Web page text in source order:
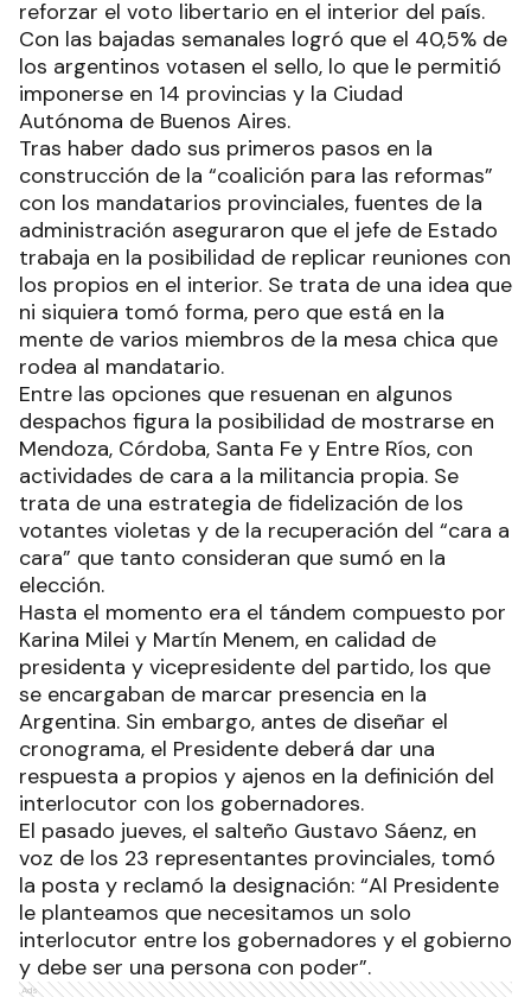
reforzar el voto libertario en el interior del país.
Con las bajadas semanales logró que el 40,5% de
los argentinos votasen el sello, lo que le permitió
imponerse en 14 provincias y la Ciudad
Autónoma de Buenos Aires.
Tras haber dado sus primeros pasos en la
construcción de la “coalición para las reformas”
con los mandatarios provinciales, fuentes de la
administración aseguraron que el jefe de Estado
trabaja en la posibilidad de replicar reuniones con
los propios en el interior. Se trata de una idea que
ni siquiera tomó forma, pero que está en la
mente de varios miembros de la mesa chica que
rodea al mandatario.
Entre las opciones que resuenan en algunos
despachos figura la posibilidad de mostrarse en
Mendoza, Córdoba, Santa Fe y Entre Ríos, con
actividades de cara a la militancia propia. Se
trata de una estrategia de fidelización de los
votantes violetas y de la recuperación del “cara a
cara” que tanto consideran que sumó en la
elección.
Hasta el momento era el tándem compuesto por
Karina Milei y Martín Menem, en calidad de
presidenta y vicepresidente del partido, los que
se encargaban de marcar presencia en la
Argentina. Sin embargo, antes de diseñar el
cronograma, el Presidente deberá dar una
respuesta a propios y ajenos en la definición del
interlocutor con los gobernadores.
El pasado jueves, el salteño Gustavo Sáenz, en
voz de los 23 representantes provinciales, tomó
la posta y reclamó la designación: “Al Presidente
le planteamos que necesitamos un solo
interlocutor entre los gobernadores y el gobierno
y debe ser una persona con poder”.
Ads